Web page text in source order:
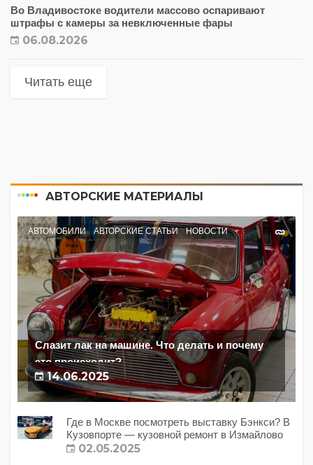
Во Владивостоке водители массово оспаривают
штрафы с камеры за невключенные фары
06.08.2026
Читать еще
АВТОРСКИЕ МАТЕРИАЛЫ
АВТОМОБИЛИ АВТОРСКИЕ СТАТЬИ НОВОСТИ
Слазит лак на машине. Что делать и почему
это происходит?
14.06.2025
Где в Москве посмотреть выставку Бэнкси? В
Кузовпорте — кузовной ремонт в Измайлово
02.05.2025